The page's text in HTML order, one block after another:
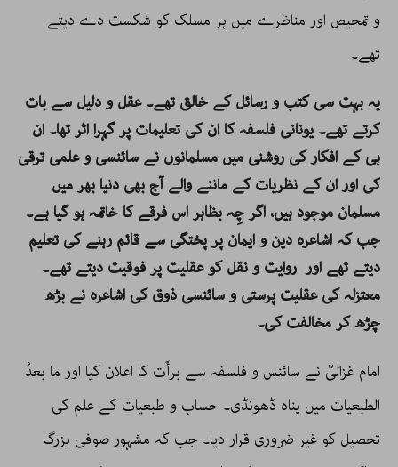
و تمحیص اور مناظرے میں ہر مسلک کو شکست دے دیتے
تھے۔
یہ بہت سی کتب و رسائل کے خالق تھے۔ عقل و دلیل سے بات
کرتے تھے۔ یونانی فلسفہ کا ان کی تعلیمات پر گہرا اثر تھا۔ ان
ہی کے افکار کی روشنی میں مسلمانوں نے سائنسی و علمی ترقی
کی اور ان کے نظریات کے ماننے والے آج بھی دنیا بھر میں
مسلمان موجود ہیں، اگر چِہ بظاہر اس فرقے کا خاتمہ ہو گیا ہے۔
جب کہ اشاعرہ دین و ایمان پر پختگی سے قائم رہنے کی تعلیم
دیتے تھے اور روایت و نقل کو عقلیت پر فوقیت دیتے تھے۔
معتزلہ کی عقلیت پرستی و سائنسی ذوق کی اشاعرہ نے بڑھ
چڑھ کر مخالفت کی۔
امام غزالیؒ نے سائنس و فلسفہ سے برأَت کا اعلان کیا اور ما بعدُ
الطبعیات میں پناہ ڈھونڈی۔ حساب و طبعیات کے علم کی
تحصیل کو غیر ضروری قرار دیا۔ جب کہ مشہور صوفی بزرگ